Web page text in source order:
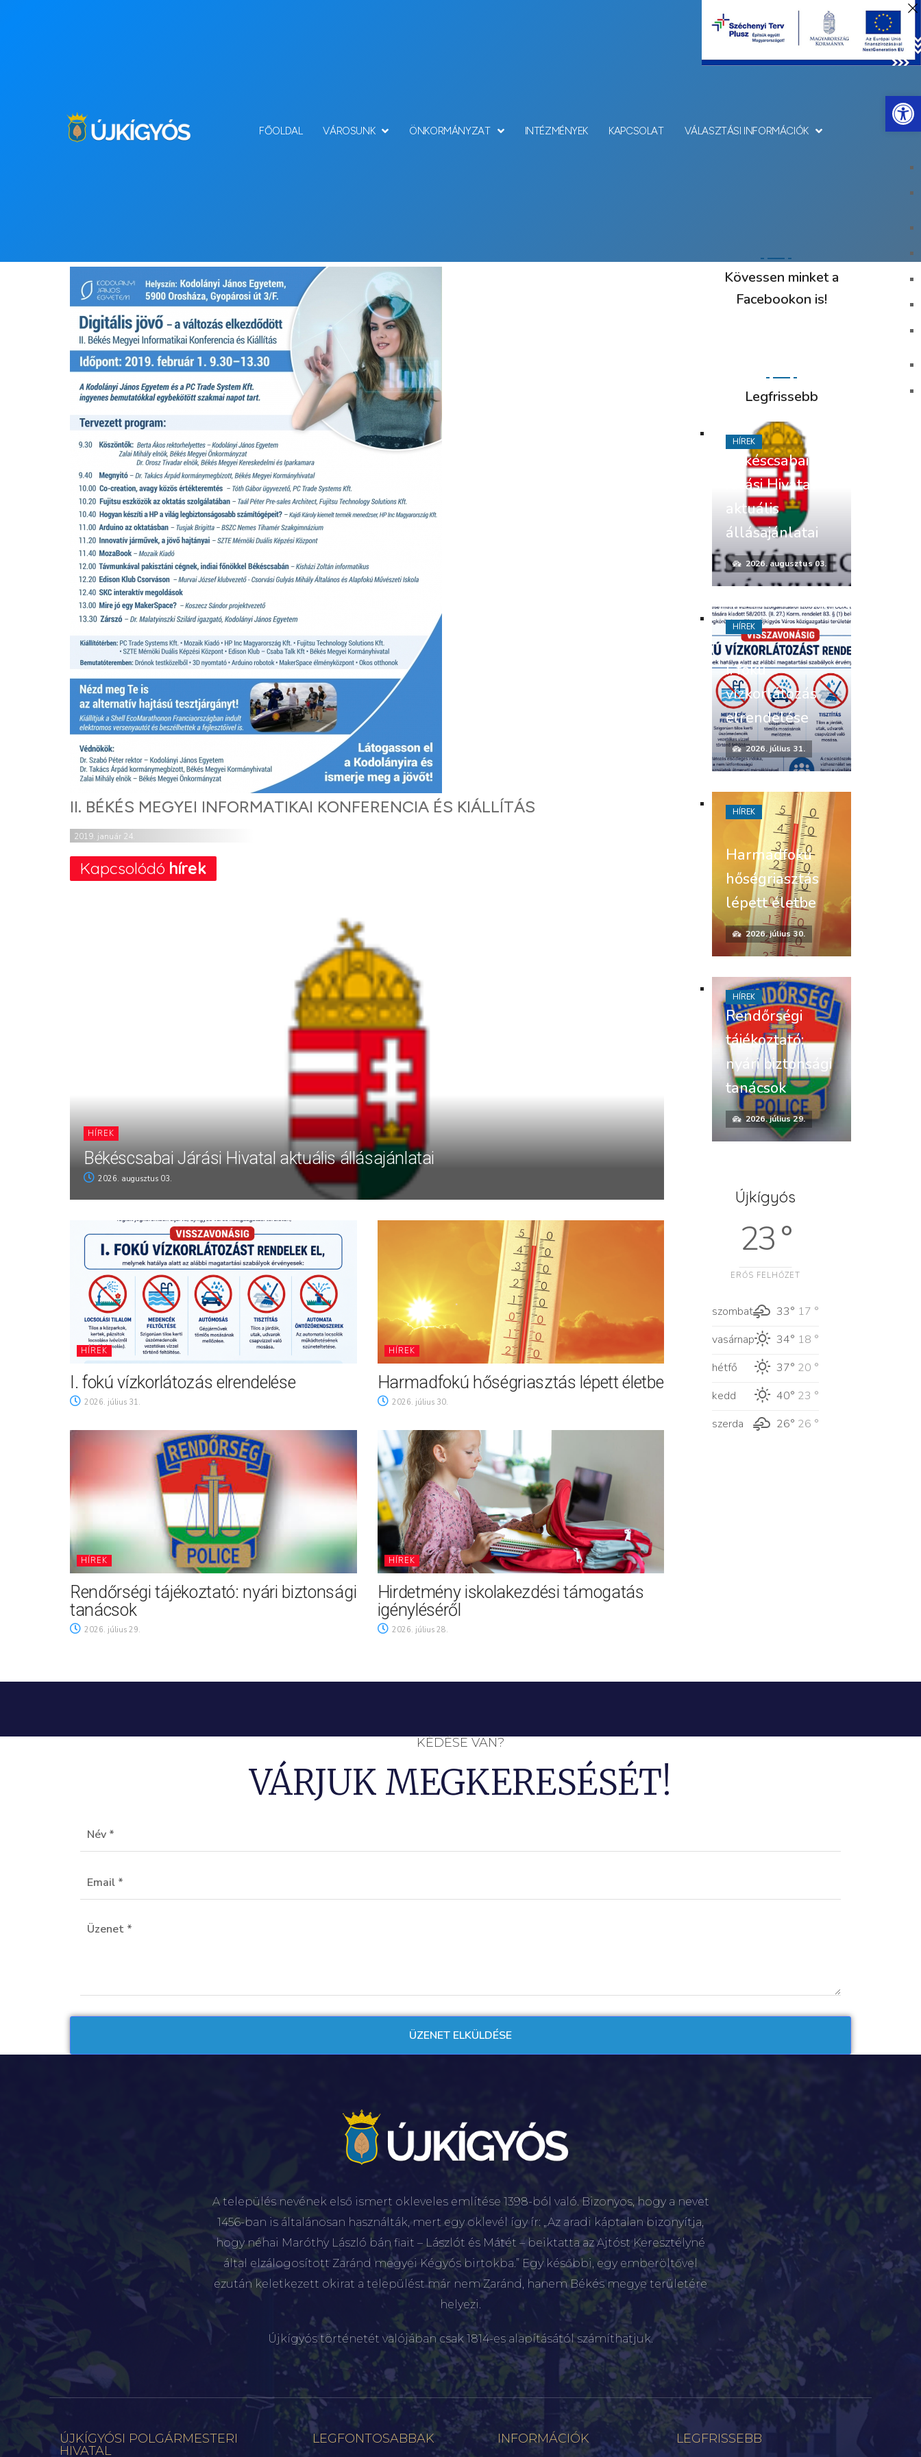
FŐOLDAL VÁROSUNK ÖNKORMÁNYZAT INTÉZMÉNYEK KAPCSOLAT VÁLASZTÁSI INFORMÁCIÓK
II. BÉKÉS MEGYEI INFORMATIKAI KONFERENCIA ÉS KIÁLLÍTÁS
2019. január 24.
Kapcsolódó hírek
HÍREK
Békéscsabai Járási Hivatal aktuális állásajánlatai
2026. augusztus 03.
HÍREK
I. fokú vízkorlátozás elrendelése
2026. július 31.
HÍREK
Harmadfokú hőségriasztás lépett életbe
2026. július 30.
HÍREK
Rendőrségi tájékoztató: nyári biztonsági
tanácsok
2026. július 29.
HÍREK
Hirdetmény iskolakezdési támogatás
igényléséről
2026. július 28.
Kövessen minket a
Facebookon is!
Legfrissebb
Békéscsabai
Járási Hivatal
aktuális
állásajánlatai
2026. augusztus 03.
HÍREK
I. fokú
vízkorlátozás
elrendelése
2026. július 31.
HÍREK
Harmadfokú
hőségriasztás
lépett életbe
2026. július 30.
HÍREK
Rendőrségi
tájékoztató:
nyári biztonsági
tanácsok
2026. július 29.
HÍREK
Újkígyós
23 °
ERŐS FELHŐZET
szombat 33° 17 °
vasárnap
34° 18 °
hétfő
37° 20 °
kedd
40° 23 °
szerda
26° 26 °
KÉDÉSE VAN?
VÁRJUK MEGKERESÉSÉT!
A település nevének első ismert okleveles említése 1398-ból való. Bizonyos, hogy a nevet
1456-ban is általánosan használták, mert egy oklevél így ír: „Az aradi káptalan bizonyítja,
hogy néhai Maróthy László bán fiait – Lászlót és Mátét – beiktatta az Ajtóst Keresztélyné
által elzálogosított Zaránd megyei Kégyós birtokba.” Egy későbbi, egy emberöltővel
ezután keletkezett okirat a települést már nem Zaránd, hanem Békés megye területére
helyezi.
Újkígyós történetét valójában csak 1814-es alapításától számíthatjuk.
ÚJKÍGYÓSI POLGÁRMESTERI
HIVATAL
LEGFONTOSABBAK INFORMÁCIÓK LEGFRISSEBB